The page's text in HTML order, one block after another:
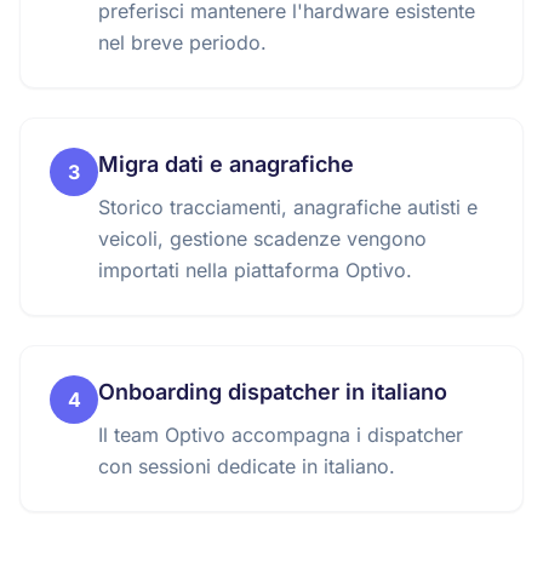
preferisci mantenere l'hardware esistente
nel breve periodo.
3 Migra dati e anagrafiche
Storico tracciamenti, anagrafiche autisti e
veicoli, gestione scadenze vengono
importati nella piattaforma Optivo.
4 Onboarding dispatcher in italiano
Il team Optivo accompagna i dispatcher
con sessioni dedicate in italiano.